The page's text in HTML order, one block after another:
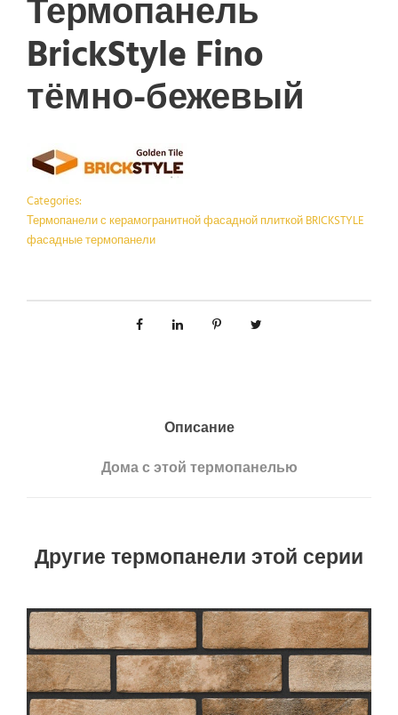
Термопанель
BrickStyle Fino
тёмно-бежевый
Categories:
Термопанели с керамогранитной фасадной плиткой BRICKSTYLE
фасадные термопанели
Описание
Дома с этой термопанелью
Другие термопанели этой серии